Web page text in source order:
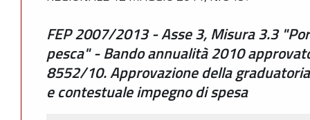
FEP 2007/2013 - Asse 3, Misura 3.3
pesca" - Bando annualità 2010
8552/10. Approvazione della
e contestuale impegno di spesa